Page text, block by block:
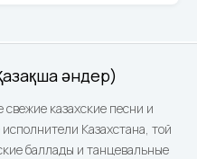
әндер)
казахские песни и
Казахстана, той
баллады и танцевальные